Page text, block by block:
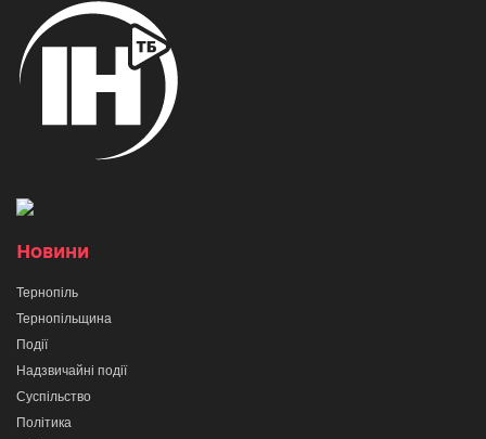
Новини
Тернопіль
Тернопільщина
Події
Надзвичайні події
Суспільство
Політика